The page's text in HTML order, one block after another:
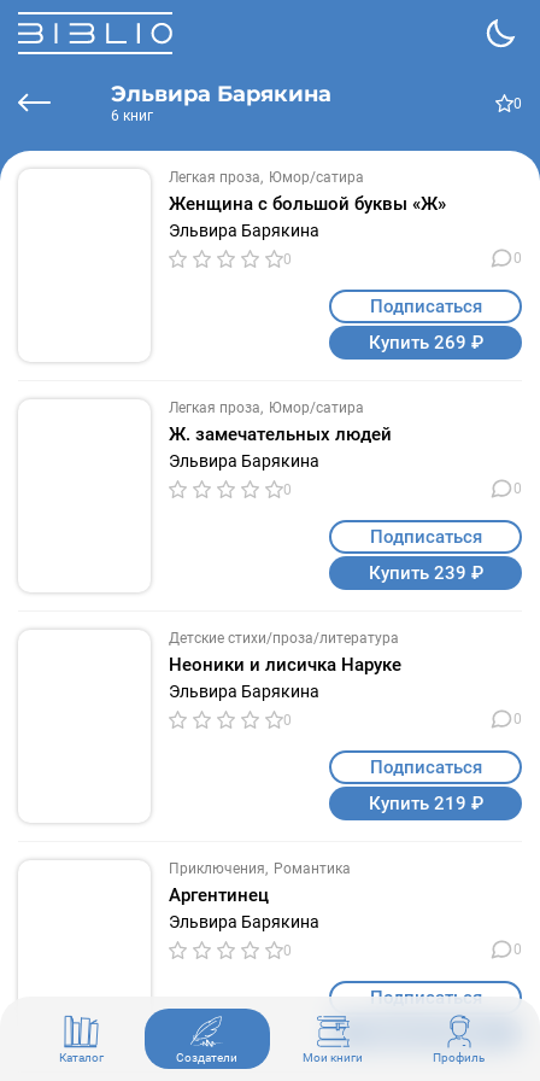
Эльвира Барякина
6 книг
0
Легкая проза Юмор/сатира
Женщина с большой буквы «Ж»
Эльвира Барякина
0 0
Подписаться
Купить 269 ₽
Легкая проза Юмор/сатира
Ж. замечательных людей
Эльвира Барякина
0 0
Подписаться
Купить 239 ₽
Детские стихи/проза/литература
Неоники и лисичка Наруке
Эльвира Барякина
0 0
Подписаться
Купить 219 ₽
Приключения Романтика
Аргентинец
Эльвира Барякина
0 0
Подписаться
Каталог Создатели Мои книги Профиль